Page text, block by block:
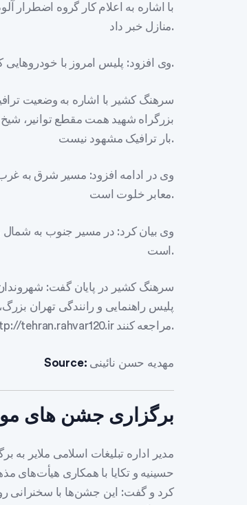
با اشاره به اعلام کار گروه اضطرار
منازل خبر داد.
وی افزود: پلیس امروز با خودروهایی که نمره آخر پلاکشان فرد است؛ برخورد و اعمال قانون می‌کند.
سرهنگ کشیر با اشاره به وضعیت
بزرگراه شهید همت مقطع توانیر،
بار ترافیک مشهود نیست.
وی در ادامه افزود: مسیر شرق به
معابر خلوت است.
وی بیان کرد: در مسیر جنوب به شمال
است.
سرهنگ کشیر در پایان گفت: شهروندان
پلیس راهنمایی و رانندگی تهران
تکمیلی روزانه به سامانه http://tehran.rahvar120.ir مراجعه کنند.
Source: مهدیه حسن نائینی
برگزاری جشن های
مدیر اداره تبلیغات اسلامی ملایر به
حسینیه و تکایا با همکاری هیأت‌های
کرد و گفت: این جشن‌ها با سخنرانی